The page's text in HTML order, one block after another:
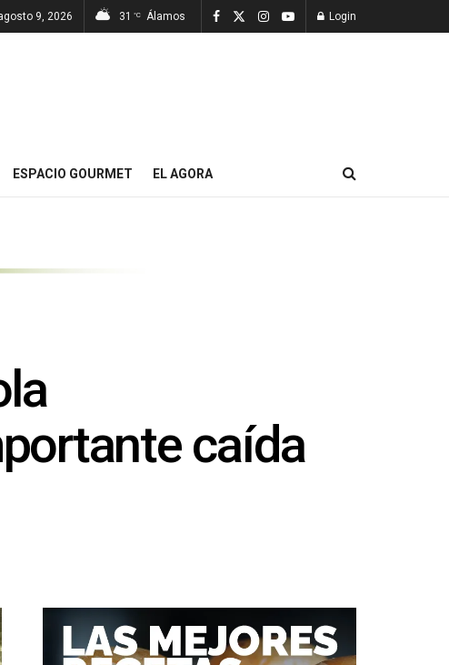
9, 2026 31 °C Álamos Login
ESPACIO GOURMET EL AGORA
caída